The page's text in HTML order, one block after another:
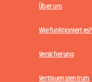
Über uns
Wie funktioniert es?
Versicherung
Vertrauenszentrum